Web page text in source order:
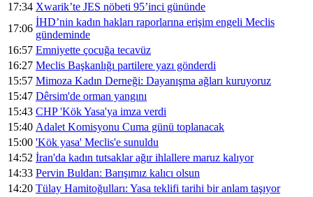
17:34 Xwarik’te JES nöbeti 95’inci gününde
17:06
İHD’nin kadın hakları raporlarına erişim engeli Meclis
gündeminde
16:57 Emniyette çocuğa tecavüz
16:27 Meclis Başkanlığı partilere yazı gönderdi
15:57 Mimoza Kadın Derneği: Dayanışma ağları kuruyoruz
15:47 Dêrsim'de orman yangını
15:43 CHP 'Kök Yasa'ya imza verdi
15:40 Adalet Komisyonu Cuma günü toplanacak
15:00 'Kök yasa' Meclis'e sunuldu
14:52 İran'da kadın tutsaklar ağır ihlallere maruz kalıyor
14:33 Pervin Buldan: Barışımız kalıcı olsun
14:20 Tülay Hamitoğulları: Yasa teklifi tarihi bir anlam taşıyor